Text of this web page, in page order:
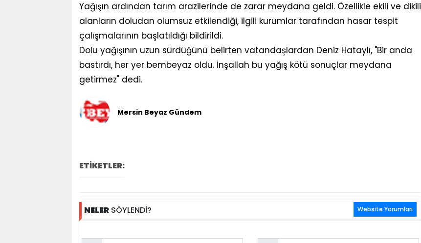
Yağışın ardından tarım arazilerinde de zarar meydana geldi. Özellikle ekili ve dikili
alanların doludan olumsuz etkilendiği, ilgili kurumlar tarafından hasar tespit
çalışmalarının başlatıldığı bildirildi.
Dolu yağışının uzun sürdüğünü belirten vatandaşlardan Deniz Hataylı, "Bir anda
bastırdı, her yer bembeyaz oldu. İnşallah bu yağış kötü sonuçlar meydana
getirmez" dedi.
Mersin Beyaz Gündem
ETİKETLER:
NELER SÖYLENDİ? Website Yorumları